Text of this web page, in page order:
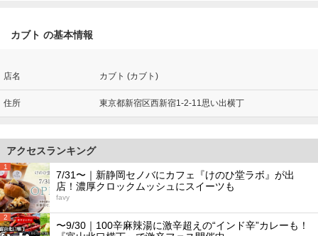
カブト の基本情報
店名 カブト (カブト)
住所 東京都新宿区西新宿1-2-11思い出横丁
アクセスランキング
1
7/31〜｜新静岡セノバにカフェ『けのひ堂ラボ』が出
店！濃厚クロックムッシュにスイーツも
favy
2
〜9/30｜100辛麻辣湯に激辛超えの“インド辛”カレーも！